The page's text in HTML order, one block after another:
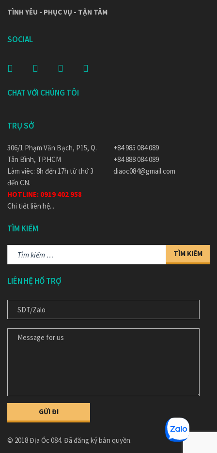
TÌNH YÊU - PHỤC VỤ - TẬN TÂM
SOCIAL
CHAT VỚI CHÚNG TÔI
TRỤ SỞ
306/1 Phạm Văn Bạch, P15, Q.
Tân Bình, TP.HCM
Làm viêc: 8h đến 17h từ thứ 3
đến CN.
+84 985 084 089
+84 888 084 089
diaoc084@gmail.com
HOTLINE: 0919 402 958
Chi tiết liên hệ...
TÌM KIẾM
Tìm
kiếm
LIÊN HỆ HỔ TRỢ
ĐT/ ZALO
MESSAGE FOR US/ NỘI DỤNG TƯ VẤN
© 2018 Địa Ốc 084. Đã đăng ký bản quyền.